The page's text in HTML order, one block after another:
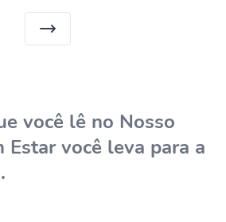
você lê no Nosso
Estar você leva para a